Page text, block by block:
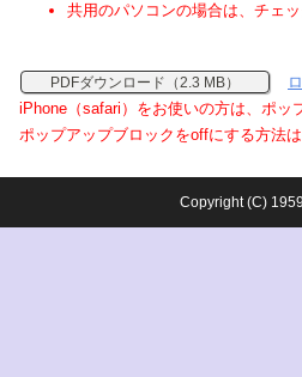
共用のパソコンの場合は、チェ
PDFダウンロード（2.3 MB）
iPhone（safari）をお使いの方は、ポ
ポップアップブロックをoffにする方法は
Copyright (C)